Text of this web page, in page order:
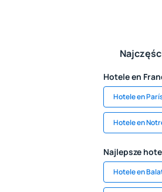
Hotele en
Hotele en
Hotele en
Najlepsze
Hotele en